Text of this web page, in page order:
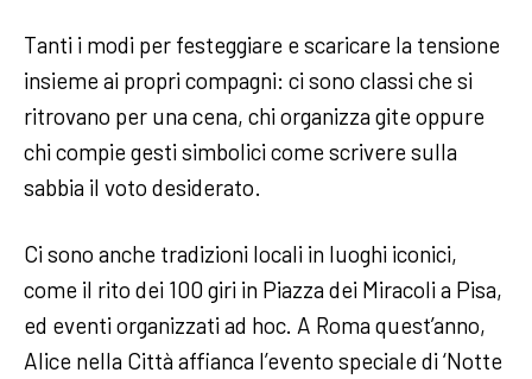
Tanti i modi per festeggiare e scaricare la tensione
insieme ai propri compagni: ci sono classi che si
ritrovano per una cena, chi organizza gite oppure
chi compie gesti simbolici come scrivere sulla
sabbia il voto desiderato.
Ci sono anche tradizioni locali in luoghi iconici,
come il rito dei 100 giri in Piazza dei Miracoli a Pisa,
ed eventi organizzati ad hoc. A Roma quest’anno,
Alice nella Città affianca l’evento speciale di ‘Notte